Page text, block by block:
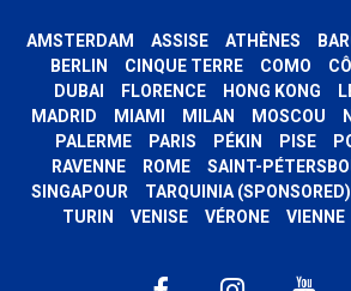
AMSTERDAM ASSISE ATHÈNES
BERLIN
CINQUE TERRE COMO
DUBAI
FLORENCE HONG KONG
MADRID
MIAMI MILAN MOSCOU
PALERME
PARIS PÉKIN PISE
RAVENNE
ROME SAINT-
SINGAPOUR
TARQUINIA (SPONSORED)
TURIN
VENISE VÉRONE VIENNE